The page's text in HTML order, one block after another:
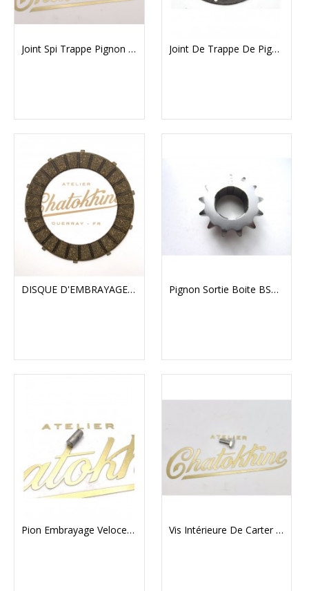
Joint Spi Trappe Pignon De Sortie De Boite Triumph Joint De Trappe De Pignon De Sortie De Boite (carter Primaire)
DISQUE D'EMBRAYAGE GARNI 1er Prix BSA/TRIUMPH Pignon Sortie Boite BSA C15-B40 (92435/41)
Pion Embrayage Velocette (C6/3) Vis Intérieure De Carter Primaire Norton Commando